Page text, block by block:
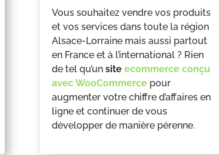
Vous souhaitez vendre vos produits
et vos services dans toute la région
Alsace-Lorraine mais aussi partout
en France et à l’international ? Rien
de tel qu’un site ecommerce conçu
avec WooCommercepour
augmenter votre chiffre d’affaires en
ligne et continuer de vous
développer de manière pérenne.